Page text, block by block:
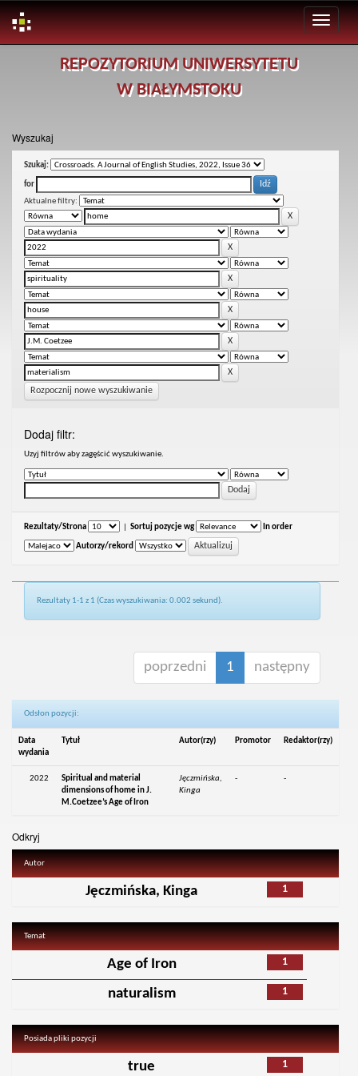
REPOZYTORIUM UNIWERSYTETU
W BIAŁYMSTOKU
Wyszukaj
Szukaj:
for
Aktualne filtry:
Rozpocznij nowe wyszukiwanie
Dodaj filtr:
Uzyj filtrów aby zagęścić wyszukiwanie.
Rezultaty/Strona Sortuj pozycje wg In order
Autorzy/rekord
Rezultaty 1-1 z 1 (Czas wyszukiwania: 0.002 sekund).
poprzedni 1 następny
Odsłon pozycji:
Data
wydania
Tytuł Autor(rzy) Promotor Redaktor(rzy)
2022
Spiritual and material
dimensions of home in J.
M.Coetzee’s Age of Iron
Jęczmińska,
Kinga
- -
Odkryj
Autor
1
Jęczmińska, Kinga
Temat
1
Age of Iron
1
naturalism
Posiada pliki pozycji
1
true